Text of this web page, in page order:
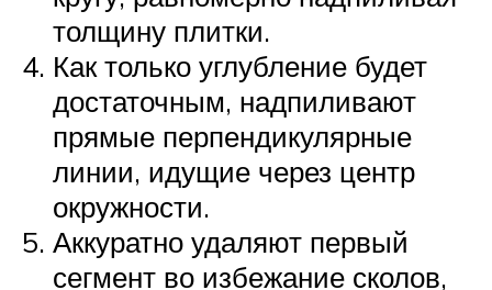
толщину плитки.
Как только углубление будет
достаточным, надпиливают
прямые перпендикулярные
линии, идущие через центр
окружности.
Аккуратно удаляют первый
сегмент во избежание сколов,